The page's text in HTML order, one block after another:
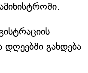
დღეებში გახდება